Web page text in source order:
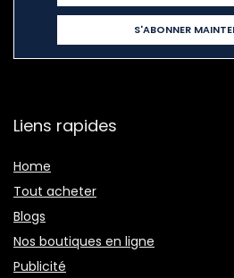
Liens rapides
Home
Tout acheter
Blogs
Nos boutiques en ligne
Publicité